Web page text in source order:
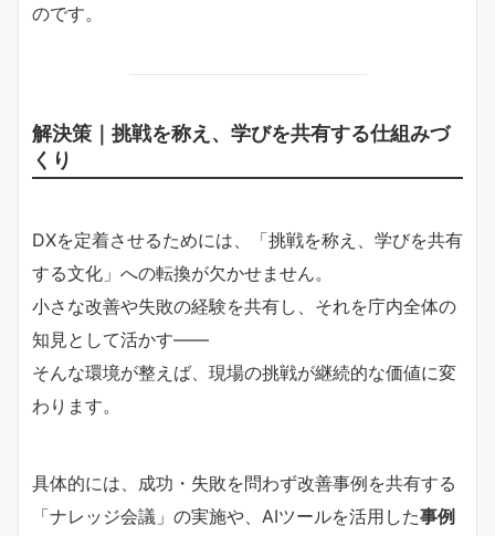
のです。
解決策｜挑戦を称え、学びを共有する仕組みづ
くり
DXを定着させるためには、「挑戦を称え、学びを共有
する文化」への転換が欠かせません。
小さな改善や失敗の経験を共有し、それを庁内全体の
知見として活かす――
そんな環境が整えば、現場の挑戦が継続的な価値に変
わります。
具体的には、成功・失敗を問わず改善事例を共有する
「ナレッジ会議」の実施や、AIツールを活用した事例